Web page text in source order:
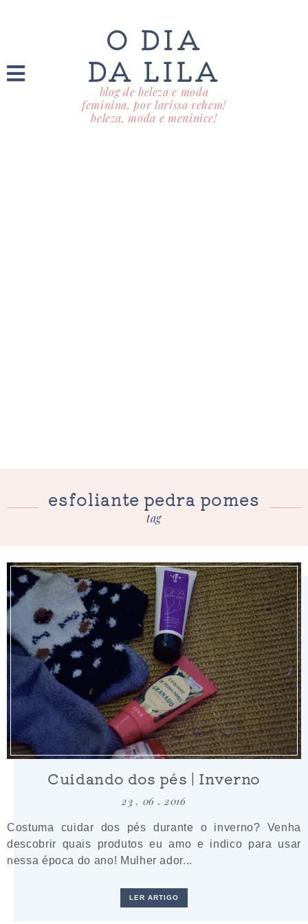
O DIA
DA LILA
blog de beleza e moda
feminina, por larissa rehem!
beleza, moda e meninice!
esfoliante pedra pomes
tag
Cuidando dos pés | Inverno
23 . 06 . 2016
Costuma cuidar dos pés durante o inverno? Venha
descobrir quais produtos eu amo e indico para usar
nessa época do ano! Mulher ador...
LER ARTIGO